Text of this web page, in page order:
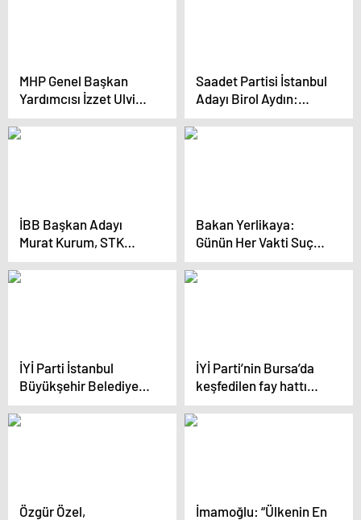
MHP Genel Başkan
Yardımcısı İzzet Ulvi
Yönter: İstanbul’da
irademizi göstereceğiz
Saadet Partisi İstanbul
Adayı Birol Aydın:
“Bizim Bir İstanbul
Tasavvurumuz Var,
İBB Başkan Adayı
Murat Kurum, STK
Ziyaretinde Dünya
Mazlumlarının Umutla
Bakan Yerlikaya:
Günün Her Vakti Suçu
Önlemek İçin
Çalışıyoruz
İYİ Parti İstanbul
Büyükşehir Belediye
Başkan Adayı Buğra
Kavuncu: ‘Seçimin
İYİ Parti’nin Bursa’da
keşfedilen fay hattı
araştırma önergesi
reddedildi
Özgür Özel,
İmamoğlu: “Ülkenin En